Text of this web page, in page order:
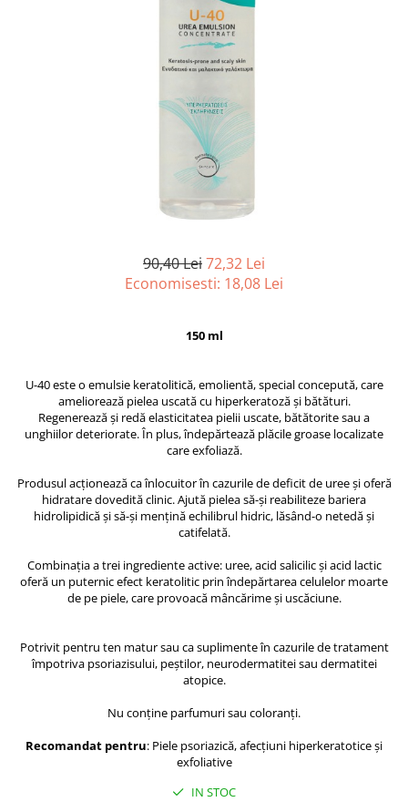
90,40 Lei72,32 Lei
Economisesti: 18,08 Lei
150 ml
U-40 este o emulsie keratolitică, emolientă, special concepută, care
ameliorează pielea uscată cu hiperkeratoză și bătături.
Regenerează și redă elasticitatea pielii uscate, bătătorite sau a
unghiilor deteriorate. În plus, îndepărtează plăcile groase localizate
care exfoliază.
Produsul acționează ca înlocuitor în cazurile de deficit de uree și oferă
hidratare dovedită clinic. Ajută pielea să-și reabiliteze bariera
hidrolipidică și să-și mențină echilibrul hidric, lăsând-o netedă și
catifelată.
Combinația a trei ingrediente active: uree, acid salicilic și acid lactic
oferă un puternic efect keratolitic prin îndepărtarea celulelor moarte
de pe piele, care provoacă mâncărime și uscăciune.
Potrivit pentru ten matur sau ca suplimente în cazurile de tratament
împotriva psoriazisului, peștilor, neurodermatitei sau dermatitei
atopice.
Nu conține parfumuri sau coloranți.
Recomandat pentru: Piele psoriazică, afecțiuni hiperkeratotice și
exfoliative
IN STOC